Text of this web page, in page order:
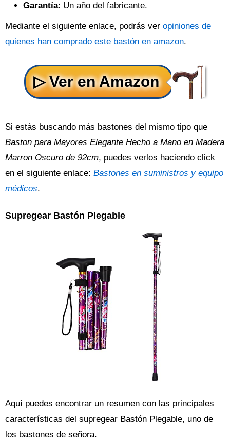
Garantía: Un año del fabricante.
Mediante el siguiente enlace, podrás ver opiniones de
quienes han comprado este bastón en amazon.
Si estás buscando más bastones del mismo tipo que
Baston para Mayores Elegante Hecho a Mano en Madera
Marron Oscuro de 92cm, puedes verlos haciendo click
en el siguiente enlace: Bastones en suministros y equipo
médicos.
Supregear Bastón Plegable
Aquí puedes encontrar un resumen con las principales
características del supregear Bastón Plegable, uno de
los bastones de señora.